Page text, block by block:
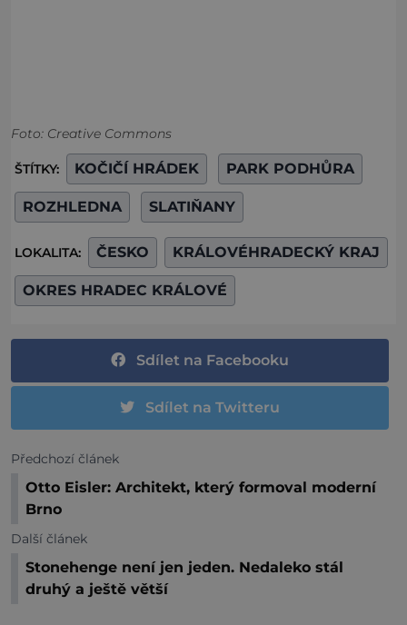
Foto: Creative Commons
ŠTÍTKY: KOČIČÍ HRÁDEK PARK PODHŮRA
ROZHLEDNA SLATIŇANY
LOKALITA: ČESKO KRÁLOVÉHRADECKÝ KRAJ
OKRES HRADEC KRÁLOVÉ
Sdílet na Facebooku
Sdílet na Twitteru
Předchozí článek
Otto Eisler: Architekt, který formoval moderní
Brno
Další článek
Stonehenge není jen jeden. Nedaleko stál
druhý a ještě větší